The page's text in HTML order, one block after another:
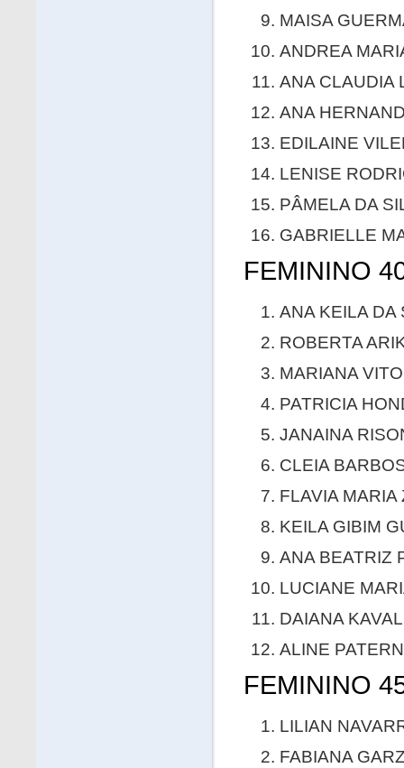
MAISA
ANDREA
ANA CLAUDIA
ANA
EDILAINE
LENISE
PÂMELA DA
GABRIELLE
FEMININO
ANA KEILA
ROBERTA
MARIANA
PATRICIA
JANAINA
CLEIA
FLAVIA
KEILA GIBIM
ANA BEATRIZ
LUCIANE
DAIANA
ALINE
FEMININO
LILIAN
FABIANA